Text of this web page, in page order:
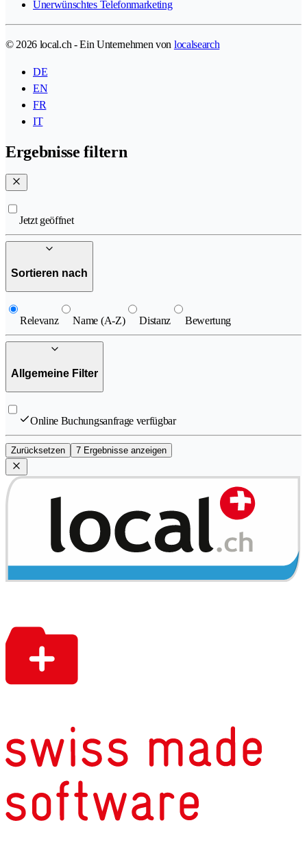
Unerwünschtes Telefonmarketing
© 2026 local.ch - Ein Unternehmen von localsearch
DE
EN
FR
IT
Ergebnisse filtern
Jetzt geöffnet
Sortieren nach
Relevanz Name (A-Z) Distanz Bewertung
Allgemeine Filter
Online Buchungsanfrage verfügbar
Zurücksetzen 7 Ergebnisse anzeigen